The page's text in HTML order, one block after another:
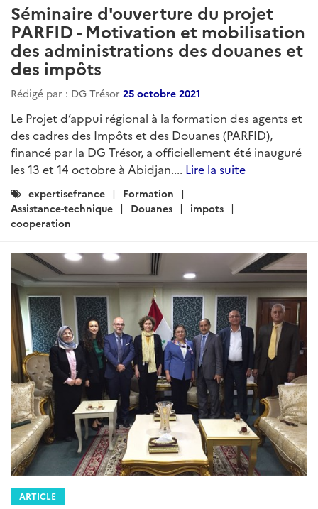
Séminaire d'ouverture du projet
PARFID - Motivation et mobilisation
des administrations des douanes et
des impôts
Rédigé par : DG Trésor 25 octobre 2021
Le Projet d’appui régional à la formation des agents et
des cadres des Impôts et des Douanes (PARFID),
financé par la DG Trésor, a officiellement été inauguré
les 13 et 14 octobre à Abidjan.... Lire la suite
Catégories
:
expertisefrance
Formation
Assistance-technique
Douanes
impots
cooperation
ARTICLE